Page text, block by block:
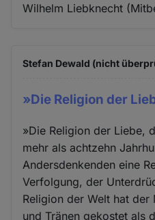
Wilhelm Liebknecht
Stefan Dewald (nicht
»Die Religion der
»Die Religion der Liebe,
mehr als achtzehn
Andersdenkenden eine
Verfolgung, der
Religion der Welt hat der
und Tränen gekostet als